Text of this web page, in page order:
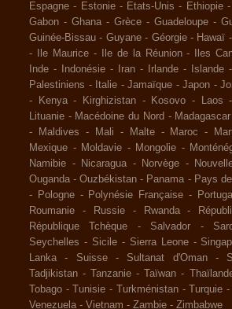
Espagne - Estonie - Etats-Unis - Ethiopie -
Gabon - Ghana - Grèce - Guadeloupe -
Guinée-Bissau - Guyane - Géorgie - Hawaï -
-
Ile Maurice - Ile de la Réunion - Iles
Inde - Indonésie - Iran - Irlande - Islande -
Palestiniens - Italie - Jamaïque - Japon -
-
Kenya - Kirghizistan - Kosovo - Laos
Lituanie - Macédoine du Nord - Madagascar
-
Maldives - Mali - Malte - Maroc -
Mexique - Moldavie - Mongolie -
Namibie - Nicaragua - Norvège -
Ouganda -Ouzbékistan - Panama - Pays
-
Pologne - Polynésie Française - Portugal
Roumanie
- Russie - Rwanda -
République Tchèque
- Salvador -
Seychelles - Sicile - Sierra Leone -
Lanka
- Suisse - Sultanat d'Oman -
Tadjikistan - Tanzanie - Taïwan -
Tobago - Tunisie - Turkménistan - Turquie -
Venezuela - Vietnam - Zambie - Zimbabwe